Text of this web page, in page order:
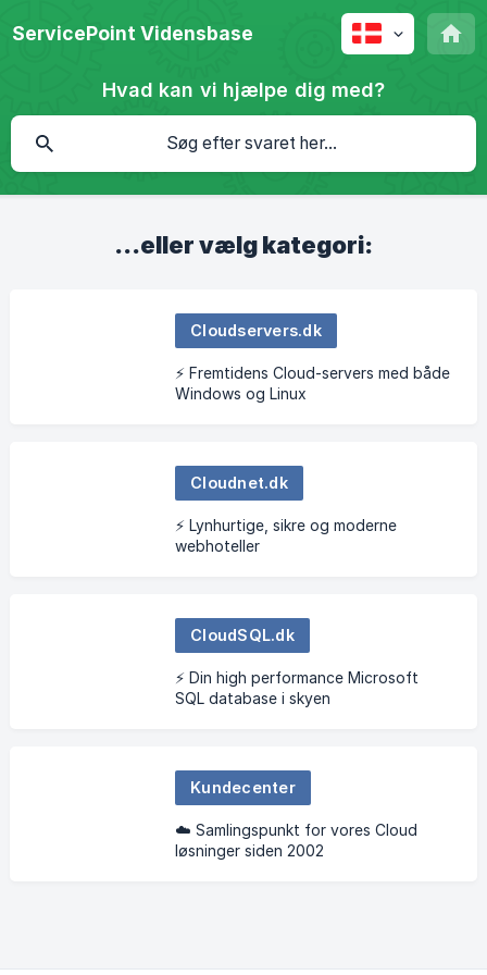
ServicePoint Vidensbase
Hvad kan vi hjælpe dig med?
...eller vælg kategori:
Cloudservers.dk
⚡ Fremtidens Cloud-servers med både
Windows og Linux
Cloudnet.dk
⚡ Lynhurtige, sikre og moderne
webhoteller
CloudSQL.dk
⚡ Din high performance Microsoft
SQL database i skyen
Kundecenter
☁️ Samlingspunkt for vores Cloud
løsninger siden 2002